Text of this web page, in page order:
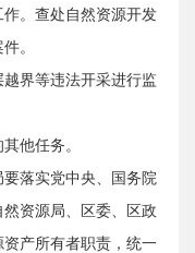
作。查处自然资源开发
。
越界等违法开采进行监
他任务。
要落实党中央、国务院
资源局、区委、区政
产所有者职责，统一